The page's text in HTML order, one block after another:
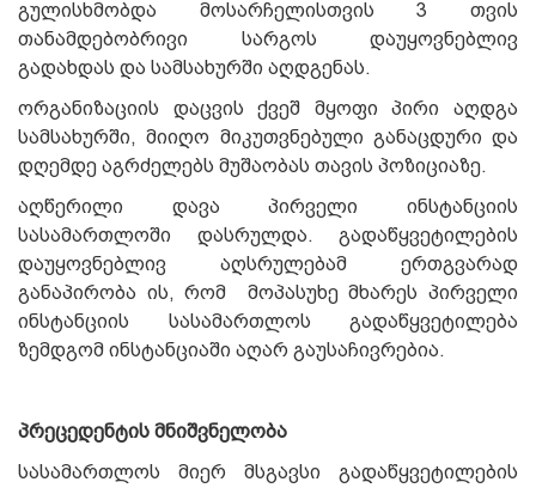
გულისხმობდა მოსარჩელისთვის 3 თვის
თანამდებობრივი სარგოს დაუყოვნებლივ
გადახდას და სამსახურში აღდგენას.
ორგანიზაციის დაცვის ქვეშ მყოფი პირი აღდგა
სამსახურში, მიიღო მიკუთვნებული განაცდური და
დღემდე აგრძელებს მუშაობას თავის პოზიციაზე.
აღწერილი დავა პირველი ინსტანციის
სასამართლოში დასრულდა. გადაწყვეტილების
დაუყოვნებლივ აღსრულებამ ერთგვარად
განაპირობა ის, რომ მოპასუხე მხარეს პირველი
ინსტანციის სასამართლოს გადაწყვეტილება
ზემდგომ ინსტანციაში აღარ გაუსაჩივრებია.
პრეცედენტის მნიშვნელობა
სასამართლოს მიერ მსგავსი გადაწყვეტილების